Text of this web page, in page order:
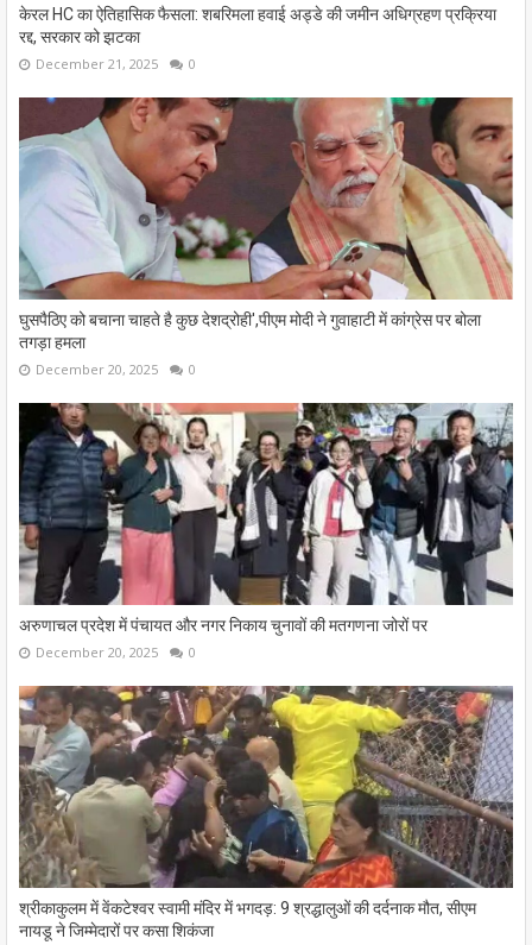
केरल HC का ऐतिहासिक फैसला: शबरिमला हवाई अड्डे की जमीन अधिग्रहण प्रक्रिया
रद्द, सरकार को झटका
December 21, 2025 0
घुसपैठिए को बचाना चाहते है कुछ देशद्रोही',पीएम मोदी ने गुवाहाटी में कांग्रेस पर बोला
तगड़ा हमला
December 20, 2025 0
अरुणाचल प्रदेश में पंचायत और नगर निकाय चुनावों की मतगणना जोरों पर
December 20, 2025 0
श्रीकाकुलम में वेंकटेश्वर स्वामी मंदिर में भगदड़: 9 श्रद्धालुओं की दर्दनाक मौत, सीएम
नायडू ने जिम्मेदारों पर कसा शिकंजा